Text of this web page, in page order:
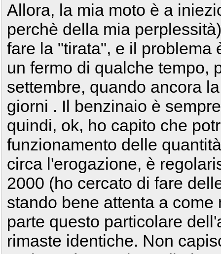
Allora, la mia moto è a
perchè della mia
fare la "tirata", e il problema
un fermo di qualche tempo,
settembre, quando ancora
giorni . Il benzinaio è
quindi, ok, ho capito che
funzionamento delle
circa l'erogazione, è
2000 (ho cercato di fare
stando bene attenta a
parte questo particolare
rimaste identiche. Non